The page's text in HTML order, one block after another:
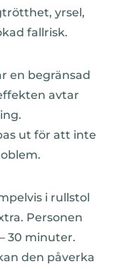
yrsel,
fallrisk.
en begränsad
avtar
ut för att inte
i rullstol
Personen
30 minuter.
den påverka